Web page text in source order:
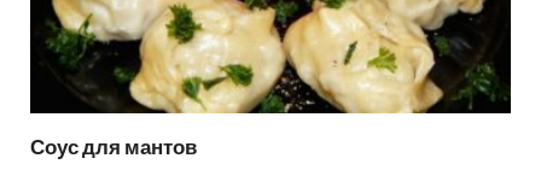
Соус для мантов